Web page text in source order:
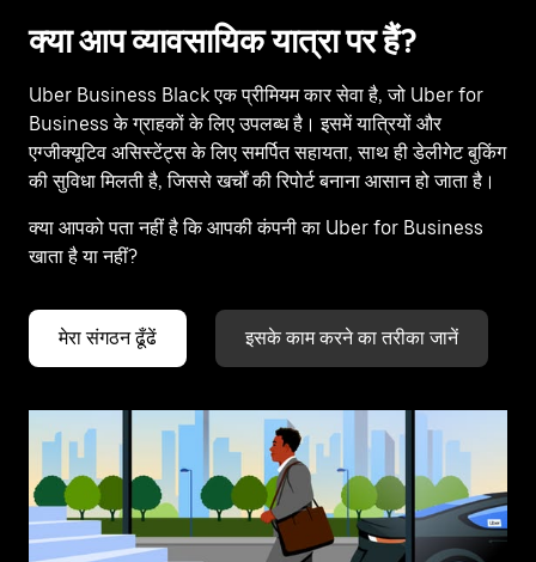
क्या आप व्यावसायिक यात्रा पर हैं?
Uber Business Black एक प्रीमियम कार सेवा है, जो Uber for
Business के ग्राहकों के लिए उपलब्ध है। इसमें यात्रियों और
एग्जीक्यूटिव असिस्टेंट्स के लिए समर्पित सहायता, साथ ही डेलीगेट बुकिंग
की सुविधा मिलती है, जिससे खर्चों की रिपोर्ट बनाना आसान हो जाता है।
क्या आपको पता नहीं है कि आपकी कंपनी का Uber for Business
खाता है या नहीं?
मेरा संगठन ढूँढें इसके काम करने का तरीका जानें